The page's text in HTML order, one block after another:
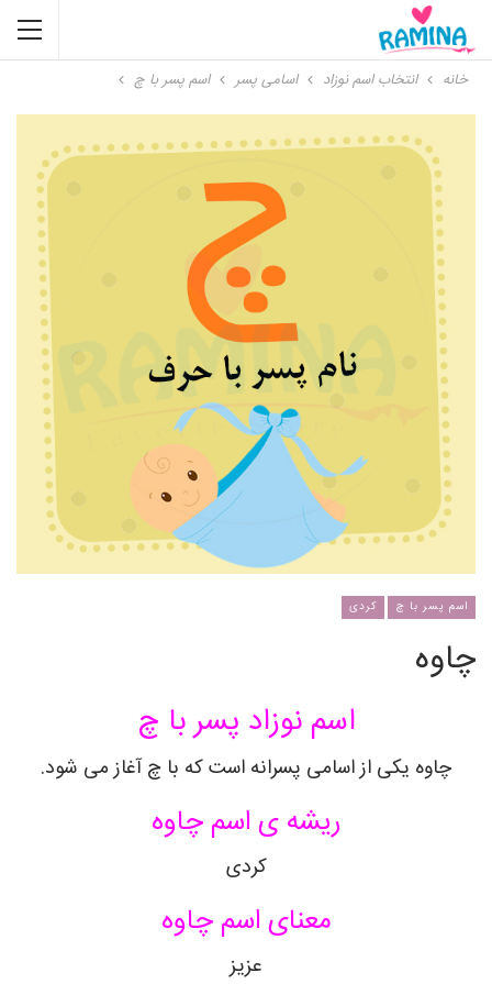
خانه انتخاب اسم نوزاد اسامی پسر اسم پسر با چ
اسم پسر با چ کردی
چاوه
اسم نوزاد پسر با چ
چاوه یکی از اسامی پسرانه است که با چ آغاز می شود.
ریشه ی اسم چاوه
کردی
معنای اسم چاوه
عزیز